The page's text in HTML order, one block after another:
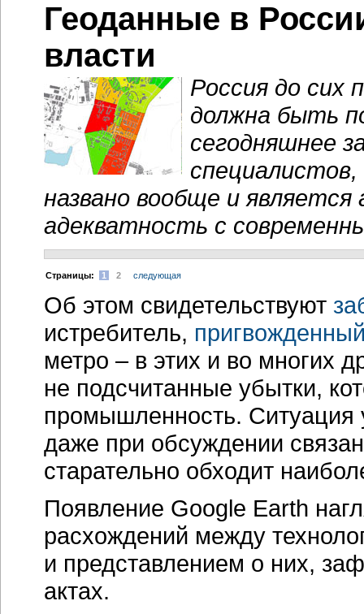
Геоданные в
власти
Россия до сих
должна быть
сегодняшнее
названо вообще и
адекватность с
Cтраницы: 1 2 следующая
Об этом свидетельствуют
истребитель,
метро – в этих и во многих
не подсчитанные убытки,
промышленность. Ситуация
даже при обсуждении
старательно обходит
Появление Google Earth
расхождений между
и представлением о них,
актах.